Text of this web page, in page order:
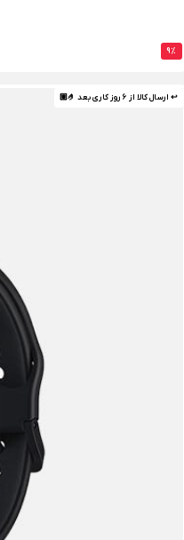
9%
↩ ارسال کالا از 6 روز کاری بعد 🤌🏼